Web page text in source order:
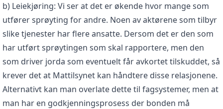
b) Leiekjøring: Vi ser at det er økende hvor mange som
utfører sprøyting for andre. Noen av aktørene som tilbyr
slike tjenester har flere ansatte. Dersom det er den som
har utført sprøytingen som skal rapportere, men den
som driver jorda som eventuelt får avkortet tilskuddet, så
krever det at Mattilsynet kan håndtere disse relasjonene.
Alternativt kan man overlate dette til fagsystemer, men at
man har en godkjenningsprosess der bonden må